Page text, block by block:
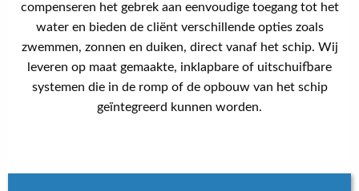
compenseren het gebrek aan eenvoudige toegang tot het
water en bieden de cliënt verschillende opties zoals
zwemmen, zonnen en duiken, direct vanaf het schip. Wij
leveren op maat gemaakte, inklapbare of uitschuifbare
systemen die in de romp of de opbouw van het schip
geïntegreerd kunnen worden.